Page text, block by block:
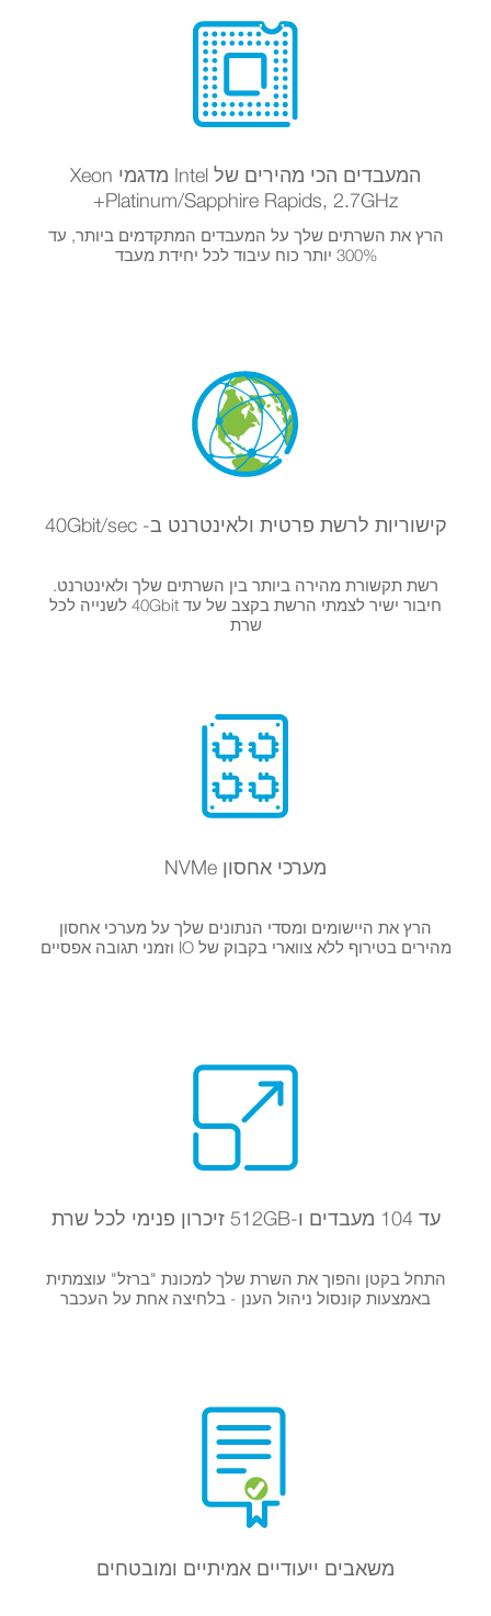
המעבדים הכי מהירים של Intel מדגמי Xeon
Platinum/Sapphire Rapids, 2.7GHz+
הרץ את השרתים שלך על המעבדים המתקדמים ביותר, עד
300% יותר כוח עיבוד לכל יחידת מעבד
קישוריות לרשת פרטית ולאינטרנט ב- 40Gbit/sec
רשת תקשורת מהירה ביותר בין השרתים שלך ולאינטרנט.
חיבור ישיר לצמתי הרשת בקצב של עד 40Gbit לשנייה לכל
שרת
מערכי אחסון NVMe
הרץ את היישומים ומסדי הנתונים שלך על מערכי אחסון
מהירים בטירוף ללא צווארי בקבוק של IO וזמני תגובה אפסיים
עד 104 מעבדים ו-512GB זיכרון פנימי לכל שרת
התחל בקטן והפוך את השרת שלך למכונת "ברזל" עוצמתית
באמצעות קונסול ניהול הענן - בלחיצה אחת על העכבר
משאבים ייעודיים אמיתיים ומובטחים